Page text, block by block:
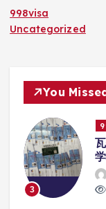
998visa
Uncategorized
You
3